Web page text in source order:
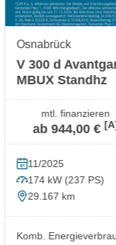
Osnabrück
V 300 d
MBUX Standhz
mtl. finanzieren
ab 944,00 €[A]
11/2025
174 kW (237 PS)
29.167 km